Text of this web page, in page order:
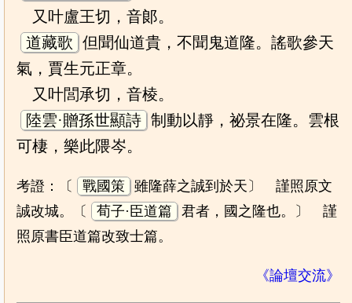
又叶盧王切，音郞。
道藏歌 但聞仙道貴，不聞鬼道隆。謠歌參天
氣，賈生元正章。
又叶閭承切，音棱。
陸雲·贈孫世顯詩 制動以靜，祕景在隆。雲根
可棲，樂此隈岑。
考證：〔 戰國策 雖隆薛之誠到於天〕 謹照原文
誠改城。〔
荀子·臣道篇
君者，國之隆也。〕 謹
照原書臣道篇改致士篇。
《論壇交流》